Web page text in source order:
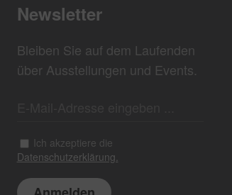
Newsletter
Bleiben Sie auf dem Laufenden
über Ausstellungen und Events.
Ich akzeptiere die
Datenschutzerklärung.